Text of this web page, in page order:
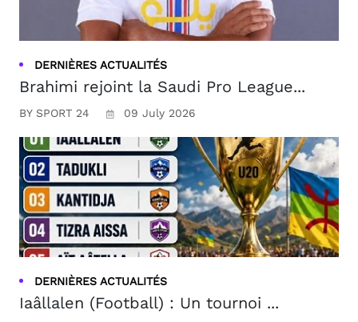
DERNIÈRES ACTUALITÉS
Brahimi rejoint la Saudi Pro League...
BY SPORT 24 09 July 2026
DERNIÈRES ACTUALITÉS
Iaâllalen (Football) : Un tournoi ...